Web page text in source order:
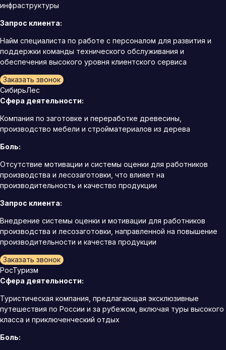
инфраструктуры
Запрос клиента:
Найм специалиста по работе с персоналом для развития и
поддержки команды технического обслуживания и
обеспечения высокого уровня клиентского сервиса
Заказать звонок
СибирьЛес
Сфера деятельности:
Компания по заготовке и переработке древесины,
производство мебели и стройматериалов из дерева
Боль:
Отсутствие мотивации и системы оценки для работников
производства и лесозаготовки, что влияет на
производительность и качество продукции
Запрос клиента:
Внедрение системы оценки и мотивации для работников
производства и лесозаготовки, направленной на повышение
производительности и качества продукции
Заказать звонок
РосТуризм
Сфера деятельности:
Туристическая компания, предлагающая эксклюзивные
путешествия по России и за рубежом, включая туры высокого
класса и приключенческий отдых
Боль: